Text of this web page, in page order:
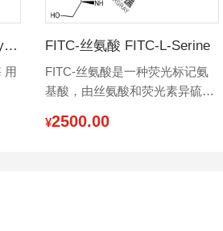
FITC-溶菌酶 FITC-Lysozyme
用
FITC-丝氨酸 FITC-L-Serine
FITC-丝氨酸是一种荧光标记氨
基酸，由丝氨酸和荧光素异硫氰
¥2500.00